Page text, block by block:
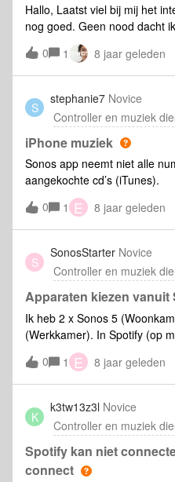
Hallo, Laatst viel bij mij het
nog goed. Geen nood dacht
gedownload in spotify. Het
content af te spelen. Dus ik
gewoon even aan op de
wel mijn liedjes afspelen. Niet dus. Zie ik iets over
of ben ik nou helemaal
stopt? Is er een mogelijkheid om de gedownloade content in
spotify af te spelen of moet ik
content eerst via de sonos
Alvast bedankt, Groet Freek
0 1 8 jaar geleden
S
stephanie7 Novice
Controller en muziek
iPhone muziek
Sonos app neemt niet alle
aangekochte cd’s (iTunes).
0
1 E 8 jaar geleden
S
SonosStarter Novice
Controller en muziek
Apparaten kiezen vanuit
Ik heb 2 x Sonos 5
(Werkkamer). In Spotify (op
in scherm in het groen staan
op tik zie ik "verbinden met
opties. Deze telefoon. (wit)
(groen) Werkkamer (Spotify Connect) wit.
dan door het tikken op
overschakelen van
overschakelen lukt niet. Ik
0 1 E 8 jaar geleden
K
k3tw13z3l Novice
Controller en muziek
Spotify kan niet
connect